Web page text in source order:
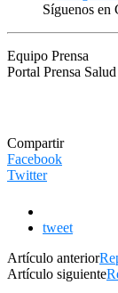
Síguenos en
Equipo Prensa
Portal Prensa Salud
Compartir
Facebook
Twitter
tweet
Artículo anterior
Artículo siguiente